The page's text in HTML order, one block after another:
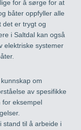
for å sørge for at
båter oppfyller alle
det er trygt og
i Saltdal kan også
elektriske systemer
om
av spesifikke
for eksempel
stand til å arbeide i